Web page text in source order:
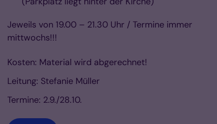
Jeweils von 19.00 – 21.30 Uhr / Termine immer
mittwochs!!!
Kosten: Material wird abgerechnet!
Leitung: Stefanie Müller
Termine: 2.9./28.10.